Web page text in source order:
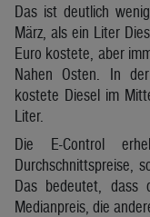
Das ist deutlich
März, als ein Liter
Euro kostete, aber
Nahen Osten. In
kostete Diesel im
Liter.
Die E-Control
Durchschnittspreise,
Das bedeutet, dass
Medianpreis, die